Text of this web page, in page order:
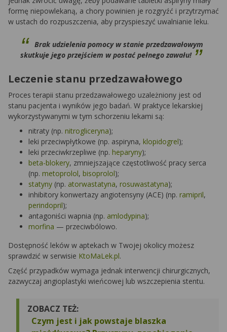
formę niepowlekaną, a chory powinien je rozgryźć i przytrzymać
w ustach do rozpuszczenia, aby przyspieszyć uwalnianie leku.
Brak udzielenia pomocy w stanie przedzawałowym
skutkuje jego przejściem w postać pełnego zawału!
Leczenie stanu przedzawałowego
Proces terapii stanu przedzawałowego uzależniony jest od
stanu pacjenta i wyników jego badań. W praktyce lekarskiej
wykorzystywanymi w tym schorzeniu lekami są:
nitraty (np. nitrogliceryna);
leki przeciwpłytkowe (np. aspiryna, klopidogrel);
leki przeciwkrzepliwe (np. heparyny);
beta-blokery, zmniejszające częstotliwość pracy serca
(np. metoprolol, bisoprolol);
statyny (np. atorwastatyna, rosuwastatyna);
inhibitory konwertazy angiotensyny (ACE) (np. ramipril,
perindopril);
antagoniści wapnia (np. amlodypina);
morfina — przeciwbólowo.
Dostępność leków w aptekach w Twojej okolicy możesz
sprawdzić w serwisie KtoMaLek.pl.
Część przypadków wymaga jednak interwencji chirurgicznych,
zazwyczaj angioplastyki wieńcowej lub wszczepienia stentu.
ZOBACZ TEŻ:
Czym jest i jak powstaje blaszka